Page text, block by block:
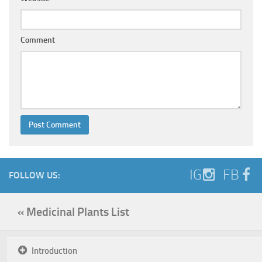
Comment
FOLLOW US: IG FB
« Medicinal Plants List
Introduction